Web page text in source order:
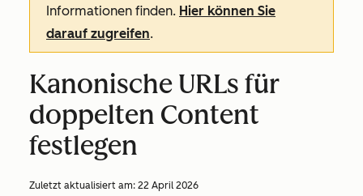
Informationen finden. Hier können Sie
darauf zugreifen.
Kanonische URLs für
doppelten Content
festlegen
Zuletzt aktualisiert am: 22 April 2026